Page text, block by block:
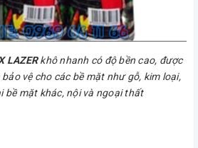
LAZERkhô nhanh có độ bền cao, được
vệ cho các bề mặt như gỗ, kim loại,
bề mặt khác, nội và ngoại thất